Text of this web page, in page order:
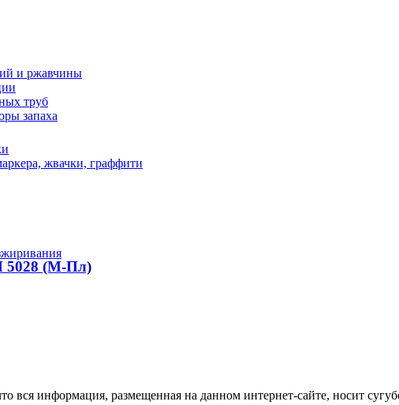
и ржавчины
труб
запаха
жвачки, граффити
5028 (М-Пл)
вся информация, размещенная на данном интернет-сайте, носит